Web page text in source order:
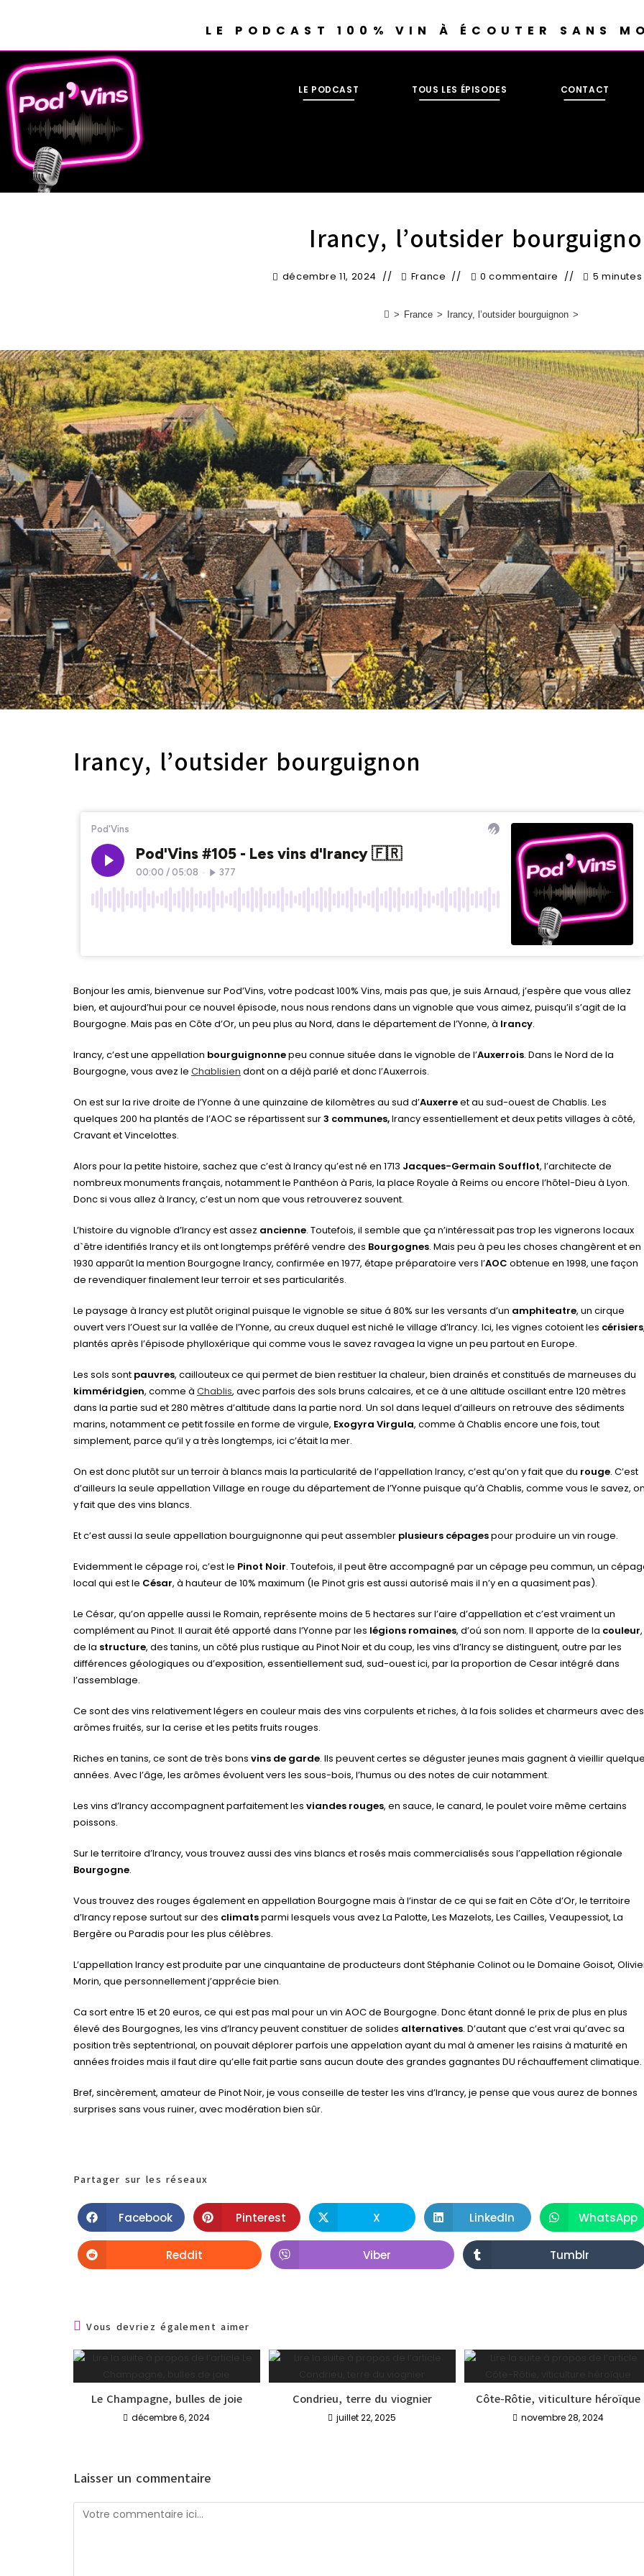
LE PODCAST 100% VIN À ÉCOUTER SANS
LE PODCAST TOUS LES ÉPISODES CONTACT
Irancy, l’outsider
décembre 11, 2024 France 0 commentaire 5
> France > Irancy, l’outsider bourguignon >
Irancy, l’outsider bourguignon
Bonjour les amis, bienvenue sur Pod’Vins, votre podcast 100% Vins, mais pas que, je suis Arnaud, j’espère que vous allez
bien, et aujourd’hui pour ce nouvel épisode, nous nous rendons dans un vignoble que vous aimez, puisqu’il s’agit de la
Bourgogne. Mais pas en Côte d’Or, un peu plus au Nord, dans le département de l’Yonne, à Irancy.
Irancy, c’est une appellation bourguignonnepeu connue située dans le vignoble de l’Auxerrois. Dans le Nord de la
Bourgogne, vous avez le Chablisien dont on a déjà parlé et donc l’Auxerrois.
On est sur la rive droite de l’Yonne à une quinzaine de kilomètres au sud d’Auxerreet au sud-ouest de Chablis. Les
quelques 200 ha plantés de l’AOC se répartissent sur3 communes,Irancy essentiellement et deux petits villages à côté,
Cravant et Vincelottes.
Alors pour la petite histoire, sachez que c’est à Irancy qu’est né en 1713 Jacques-Germain Soufflot, l’architecte de
nombreux monuments français, notamment le Panthéon à Paris, la place Royale à Reims ou encore l’hôtel-Dieu à Lyon.
Donc si vous allez à Irancy, c’est un nom que vous retrouverez souvent.
L’histoire du vignoble d’Irancy est assez ancienne. Toutefois, il semble que ça n’intéressait pas trop les vignerons locaux
d`être identifiés Irancy et ils ont longtemps préféré vendre des Bourgognes. Mais peu à peu les choses changèrent et en
1930 apparût la mention Bourgogne Irancy, confirmée en 1977, étape préparatoire vers l’AOC obtenue en 1998, une façon
de revendiquer finalement leur terroir et ses particularités.
Le paysage à Irancy est plutôt original puisque le vignoble se situe á 80% sur les versants d’un amphiteatre, un cirque
ouvert vers l’Ouest sur la vallée de l’Yonne, au creux duquel est niché le village d’Irancy. Ici, les vignes cotoient les cérisiers
plantés après l’épisode phylloxérique qui comme vous le savez ravagea la vigne un peu partout en Europe.
Les sols sont pauvres, caillouteux ce qui permet de bien restituer la chaleur, bien drainés et constitués de marneuses du
kimméridgien, comme à Chablis, avec parfois des sols bruns calcaires, et ce à une altitude oscillant entre 120 mètres
dans la partie sud et 280 mètres d’altitude dans la partie nord. Un sol dans lequel d’ailleurs on retrouve des sédiments
marins, notamment ce petit fossile en forme de virgule, Exogyra Virgula, comme à Chablis encore une fois, tout
simplement, parce qu’il y a très longtemps, ici c’était la mer.
On est donc plutôt sur un terroir à blancs mais la particularité de l’appellation Irancy, c’est qu’on y fait que du rouge. C’est
d’ailleurs la seule appellation Village en rouge du département de l’Yonne puisque qu’à Chablis, comme vous le savez,
y fait que des vins blancs.
Et c’est aussi la seule appellation bourguignonne qui peut assembler plusieurs cépagespour produire un vin rouge.
Evidemment le cépage roi, c’est le Pinot Noir. Toutefois, il peut être accompagné par un cépage peu commun, un
local qui est le César, à hauteur de 10% maximum (le Pinot gris est aussi autorisé mais il n’y en a quasiment pas).
Le César, qu’on appelle aussi le Romain, représente moins de 5 hectares sur l’aire d’appellation et c’est vraiment un
complément au Pinot. Il aurait été apporté dans l’Yonne par les légions romaines, d’oú son nom. Il apporte de la couleur,
de la structure, des tanins, un côté plus rustique au Pinot Noir et du coup, les vins d’Irancy se distinguent, outre par les
différences géologiques ou d’exposition, essentiellement sud, sud-ouest ici, par la proportion de Cesar intégré dans
l’assemblage.
Ce sont des vins relativement légers en couleur mais des vins corpulents et riches, à la fois solides et charmeurs avec des
arômes fruités, sur la cerise et les petits fruits rouges.
Riches en tanins, ce sont de très bons vins de garde. Ils peuvent certes se déguster jeunes mais gagnent à vieillir
années. Avec l’âge, les arômes évoluent vers les sous-bois, l’humus ou des notes de cuir notamment.
Les vins d’Irancy accompagnent parfaitement les viandes rouges, en sauce, le canard, le poulet voire même certains
poissons.
Sur le territoire d’Irancy, vous trouvez aussi des vins blancs et rosés mais commercialisés sous l’appellation régionale
Bourgogne.
Vous trouvez des rouges également en appellation Bourgogne mais à l’instar de ce qui se fait en Côte d’Or, le territoire
d’Irancy repose surtout sur des climatsparmi lesquels vous avez La Palotte, Les Mazelots, Les Cailles, Veaupessiot, La
Bergère ou Paradis pour les plus célèbres.
L’appellation Irancy est produite par une cinquantaine de producteurs dont Stéphanie Colinot ou le Domaine Goisot,
Morin, que personnellement j’apprécie bien.
Ca sort entre 15 et 20 euros, ce qui est pas mal pour un vin AOC de Bourgogne. Donc étant donné le prix de plus en plus
élevé des Bourgognes, les vins d’Irancy peuvent constituer de solides alternatives. D’autant que c’est vrai qu’avec sa
position très septentrional, on pouvait déplorer parfois une appelation ayant du mal à amener les raisins à maturité en
années froides mais il faut dire qu’elle fait partie sans aucun doute des grandes gagnantes DU réchauffement climatique.
Bref, sincèrement, amateur de Pinot Noir, je vous conseille de tester les vins d’Irancy, je pense que vous aurez de bonnes
surprises sans vous ruiner, avec modération bien sûr.
Partager sur les réseaux
Facebook Pinterest X LinkedIn WhatsApp
Reddit Viber Tumblr
Vous devriez également aimer
Le Champagne, bulles de joie
décembre 6, 2024
Condrieu, terre du viognier
juillet 22, 2025
Côte-Rôtie, viticulture héroïque
novembre 28, 2024
Laisser un commentaire